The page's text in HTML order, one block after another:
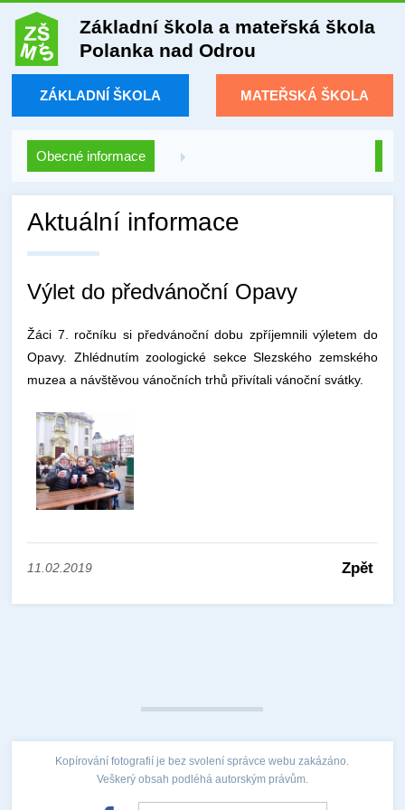
Základní škola a mateřská škola
Polanka nad Odrou
ZÁKLADNÍ ŠKOLA MATEŘSKÁ ŠKOLA
Obecné informace
Aktuální informace
Výlet do předvánoční Opavy
Žáci 7. ročníku si předvánoční dobu zpříjemnili výletem do
Opavy. Zhlédnutím zoologické sekce Slezského zemského
muzea a návštěvou vánočních trhů přivítali vánoční svátky.
11.02.2019 Zpět
Kopírování fotografií je bez svolení správce webu zakázáno.
Veškerý obsah podléhá autorským právům.